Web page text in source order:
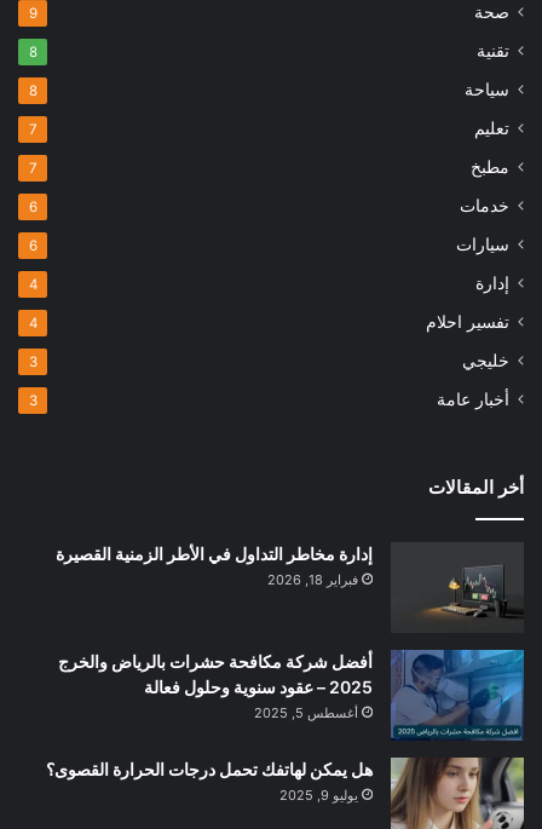
صحة 9
تقنية 8
سياحة 8
تعليم 7
مطبخ 7
خدمات 6
سيارات 6
إدارة 4
تفسير احلام 4
خليجي 3
أخبار عامة 3
أخر المقالات
إدارة مخاطر التداول في الأطر الزمنية القصيرة
فبراير 18, 2026
أفضل شركة مكافحة حشرات بالرياض والخرج
2025 – عقود سنوية وحلول فعالة
أغسطس 5, 2025
هل يمكن لهاتفك تحمل درجات الحرارة القصوى؟
يوليو 9, 2025